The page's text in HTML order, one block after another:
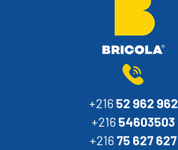
+216 52 962 962
+216 54603503
+216 75 627 627